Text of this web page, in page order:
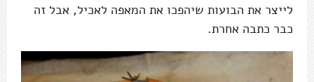
לייצר את הבועות שיהפכו את המאפה לאכיל, אבל זה
כבר כתבה אחרת.